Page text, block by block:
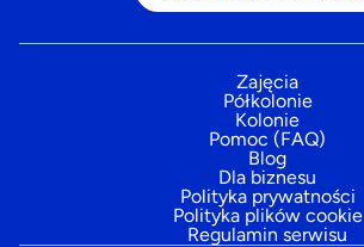
Zajęcia
Półkolonie
Kolonie
Pomoc (FAQ)
Blog
Dla biznesu
Polityka prywatności
Polityka plików cookie
Regulamin serwisu